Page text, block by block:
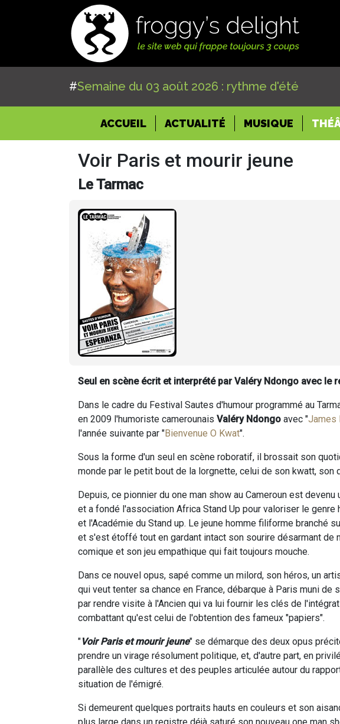
#Semaine du 03 août 2026 : rythme d'été
ACCUEIL(CURRENT)
ACTUALITÉ MUSIQUE
Voir Paris et mourir jeune
Le Tarmac
Seul en scène écrit et interprété par Valéry Ndongo avec le
Dans le cadre du Festival Sautes d'humour programmé au
en 2009 l'humoriste camerounais Valéry Ndongo avec "James
l'année suivante par "Bienvenue O Kwat".
Sous la forme d'un seul en scène roboratif, il brossait son
monde par le petit bout de la lorgnette, celui de son kwatt, son
Depuis, ce pionnier du one man show au Cameroun est
et a fondé l'association Africa Stand Up pour valoriser le genre
et l'Académie du Stand up. Le jeune homme filiforme branché
et s'est étoffé tout en gardant intact son sourire désarmant de
comique et son jeu empathique qui fait toujours mouche.
Dans ce nouvel opus, sapé comme un milord, son héros, un
qui veut tenter sa chance en France, débarque à Paris muni
par rendre visite à l'Ancien qui va lui fournir les clés de
combattant qu'est celui de l'obtention des fameux "papiers".
"Voir Paris et mourir jeune" se démarque des deux opus
prendre un virage résolument politique, et, d'autre part, en
parallèle des cultures et des peuples articulée autour du
situation de l'émigré.
Si demeurent quelques portraits hauts en couleurs et son